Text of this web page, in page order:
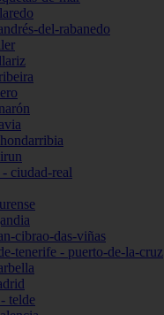
del-rabanedo
ciudad-real
cibrao-das-viñas
tenerife - puerto-de-la-cruz
telde